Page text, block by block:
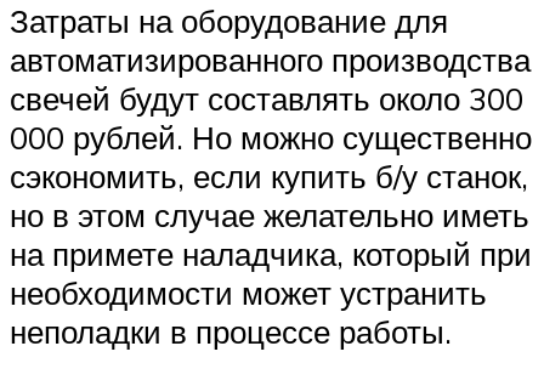
Затраты на оборудование для
автоматизированного производства
свечей будут составлять около 300
000 рублей. Но можно существенно
сэкономить, если купить б/у станок,
но в этом случае желательно иметь
на примете наладчика, который при
необходимости может устранить
неполадки в процессе работы.